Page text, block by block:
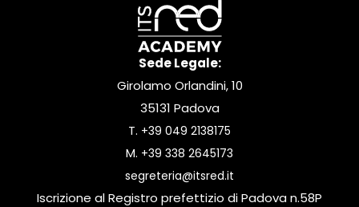
Sede Legale:
Girolamo Orlandini, 10
35131 Padova
T. +39 049 2138175
M. +39 338 2645173
segreteria@itsred.it
Iscrizione al Registro prefettizio di Padova n.58P